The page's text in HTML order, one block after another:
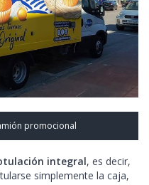
promocional
integral, es decir,
simplemente la caja,